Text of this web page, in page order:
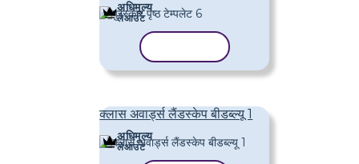
अधिमूल्य
लेआउट
क्लास अवार्ड्स लैंडस्केप बीडब्ल्यू 1
अधिमूल्य
लेआउट